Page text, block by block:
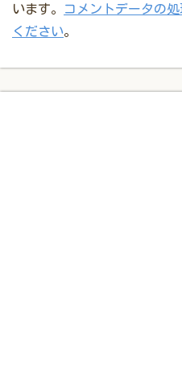
います。
コメントデータの
ください。